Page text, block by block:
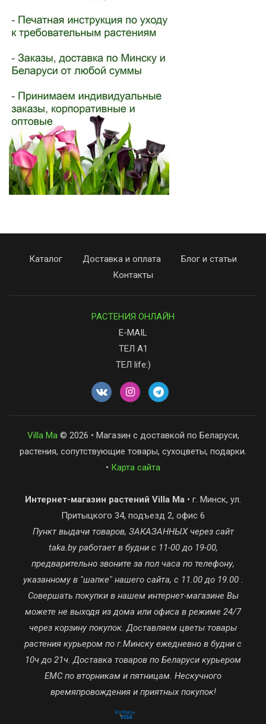
Каталог Доставка и оплата
Блог и статьи
Контакты
РАСТЕНИЯ ОНЛАЙН
E-MAIL
ТЕЛ А1
ТЕЛ life:)
Villa Ma© 2026 • Магазин с доставкой по Беларуси,
растения, сопутствующие товары, сухоцветы, подарки.
• Карта сайта
Интернет-магазин растений Villa Ma • г. Минск, ул.
Притыцкого 34, подъезд 2, офис 6
Пункт выдачи товаров, ЗАКАЗАННЫХ через сайт
taka.by работает в будни с 11-00 до 19-00,
предварительно звоните за пол часа по телефону,
указанному в "шапке" нашего сайта, с 11.00 до 19.00 .
Совершать покупки в нашем интернет-магазине Вы
можете не выходя из дома или офиса в режиме 24/7
через корзину покупок. Доставляем цветы товары
растения курьером по г.Минску ежедневно в будни с
10ч до 21ч. Доставка товаров по Беларуси курьером
ЕМС по вторникам и пятницам. Нескучного
времяпровождения и приятных покупок!